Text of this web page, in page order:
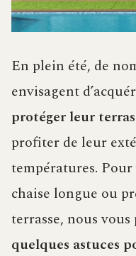
En plein été, de
envisagent
protéger leur
profiter de leur
températures.
chaise longue ou
terrasse, nous
quelques astuces